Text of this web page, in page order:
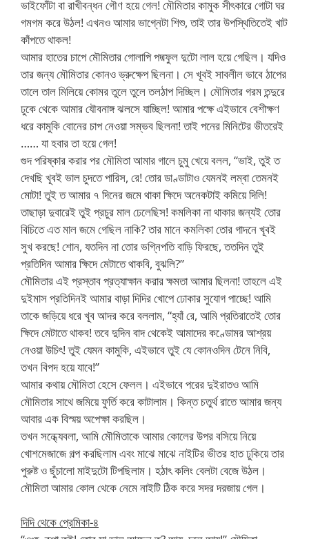
ভাইফোঁটা বা রাখীবন্ধন গৌণ হয়ে গেল! মৌমিতার কামুক সীৎকারে গোটা ঘর
গমগম করে উঠল! এখনও আমার ভাগ্নেটা শিশু, তাই তার উপস্থিতিতেই খাট
কাঁপতে থাকল!
আমার হাতের চাপে মৌমিতার গোলাপি পদ্মফুল দুটো লাল হয়ে গেছিল। যদিও
তার জন্য মৌমিতার কোনও ভ্রুক্ষেপ ছিলনা। সে খূবই সাবলীল ভাবে ঠাপের
তালে তাল মিলিয়ে কোমর তুলে তুলে তলঠাপ দিচ্ছিল। মৌমিতার গরম তন্দুরে
ঢুকে থেকে আমার যৌবনাঙ্গ ঝলসে যাচ্ছিল! আমার পক্ষে এইভাবে বেশীক্ষণ
ধরে কামুকি বোনের চাপ নেওয়া সম্ভব ছিলনা! তাই পনের মিনিটের ভীতরেই
…… যা হবার তা হয়ে গেল!
গুদ পরিষ্কার করার পর মৌমিতা আমার গালে চুমু খেয়ে বলল, “ভাই, তুই ত
দেখছি খূবই ভাল চুদতে পারিস, রে! তোর ডাণ্ডাটাও যেমনই লম্বা তেমনই
মোটা! তুই ত আমার ৭ দিনের জমে থাকা ক্ষিদে অনেকটাই কমিয়ে দিলি!
তাছাড়া দুবারেই তুই প্রচুর মাল ঢেলেছিস! কমলিকা না থাকার জন্যই তোর
বিচিতে এত মাল জমে গেছিল নাকি? তার মানে কমলিকা তোর গাদনে খূবই
সুখ করছে! শোন, যতদিন না তোর ভগ্নিপতি বাড়ি ফিরছে, ততদিন তুই
প্রতিদিন আমার ক্ষিদে মেটাতে থাকবি, বুঝলি?”
মৌমিতার এই প্রস্তাব প্রত্যাক্ষান করার ক্ষমতা আমার ছিলনা! তাহলে এই
দুইমাস প্রতিদিনই আমার বাড়া দিদির খোপে ঢোকার সুযোগ পাচ্ছে! আমি
তাকে জড়িয়ে ধরে খূব আদর করে বললাম, “হ্যাঁ রে, আমি প্রতিরাতেই তোর
ক্ষিদে মেটাতে থাকব! তবে দুদিন বাদ থেকেই আমাদের কণ্ডোমর আশ্রয়
নেওয়া উচিৎ! তুই যেমন কামুকি, এইভাবে তুই যে কোনওদিন টেনে নিবি,
তখন বিপদ হয়ে যাবে!”
আমার কথায় মৌমিতা হেসে ফেলল। এইভাবে পরের দুইরাতও আমি
মৌমিতার সাথে জমিয়ে ফুর্তি করে কাটালাম। কিন্ত চতুর্থ রাতে আমার জন্য
আবার এক বিস্ময় অপেক্ষা করছিল।
তখন সন্ধ্যেবলা, আমি মৌমিতাকে আমার কোলের উপর বসিয়ে নিয়ে
খোশমেজাজে গল্প করছিলাম এবং মাঝে মাঝে নাইটির ভীতর হাত ঢুকিয়ে তার
পুরুষ্ট ও ছুঁচালো মাইদুটো টিপছিলাম। হঠাৎ কলিং বেলটা বেজে উঠল।
মৌমিতা আমার কোল থেকে নেমে নাইটি ঠিক করে সদর দরজায় গেল।
দিদি থেকে প্রেমিকা-৪